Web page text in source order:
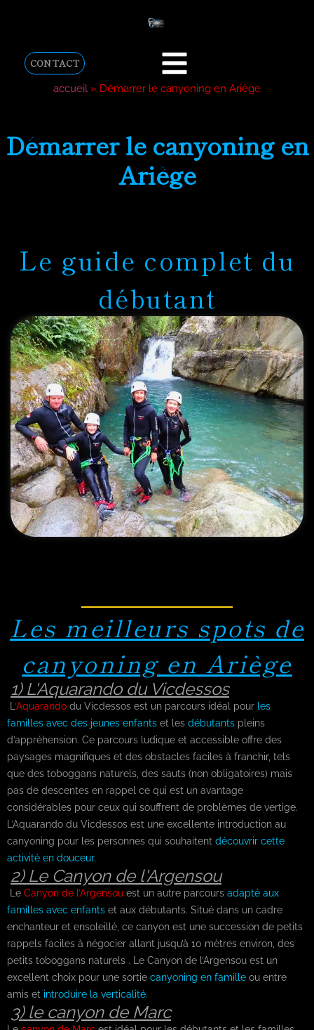
CONTACT
accueil » Démarrer le canyoning en Ariège
Démarrer le canyoning en
Ariège
Le guide complet du
débutant
Les meilleurs spots de
canyoning en Ariège
1) L'Aquarando du Vicdessos
L ‘Aquarando du Vicdessos est un parcours idéal pour les
familles avec des jeunes enfants et les débutants pleins
d’appréhension. Ce parcours ludique et accessible offre des
paysages magnifiques et des obstacles faciles à franchir, tels
que des toboggans naturels, des sauts (non obligatoires) mais
pas de descentes en rappel ce qui est un avantage
considérables pour ceux qui souffrent de problèmes de vertige.
L’Aquarando du Vicdessos est une excellente introduction au
canyoning pour les personnes qui souhaitent découvrir cette
activité en douceur.
2) Le Canyon de l'Argensou
Le Canyon de l’Argensou est un autre parcours adapté aux
familles avec enfants et aux débutants. Situé dans un cadre
enchanteur et ensoleillé, ce canyon est une succession de petits
rappels faciles à négocier allant jusqu’à 10 mètres environ, des
petits toboggans naturels . Le Canyon de l’Argensou est un
excellent choix pour une sortie canyoning en famille ou entre
amis et introduire la verticalité.
3) le canyon de Marc